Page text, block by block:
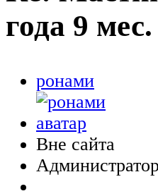
года 9
ронами
Вне сайта
Администратор